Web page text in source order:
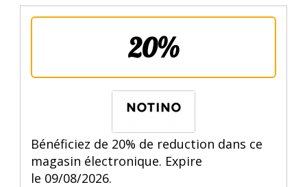
20%
Bénéficiez de 20% de reduction dans ce
magasin électronique. Expire
le 09/08/2026.